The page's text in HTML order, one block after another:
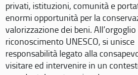
privati, istituzioni, comunità e
enormi opportunità per la
valorizzazione dei beni.
riconoscimento UNESCO, si
responsabilità legato alla
visitare ed intervenire in un